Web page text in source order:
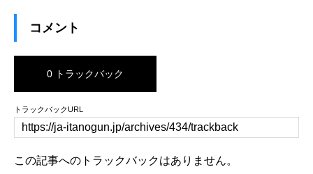
コメント
0 トラックバック
トラックバックURL
この記事へのトラックバックはありません。